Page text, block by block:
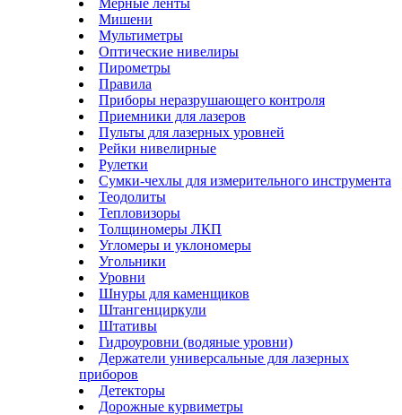
Мерные ленты
Мишени
Мультиметры
Оптические нивелиры
Пирометры
Правила
Приборы неразрушающего контроля
Приемники для лазеров
Пульты для лазерных уровней
Рейки нивелирные
Рулетки
Сумки-чехлы для измерительного инструмента
Теодолиты
Тепловизоры
Толщиномеры ЛКП
Угломеры и уклономеры
Угольники
Уровни
Шнуры для каменщиков
Штангенциркули
Штативы
Гидроуровни (водяные уровни)
Держатели универсальные для лазерных
приборов
Детекторы
Дорожные курвиметры